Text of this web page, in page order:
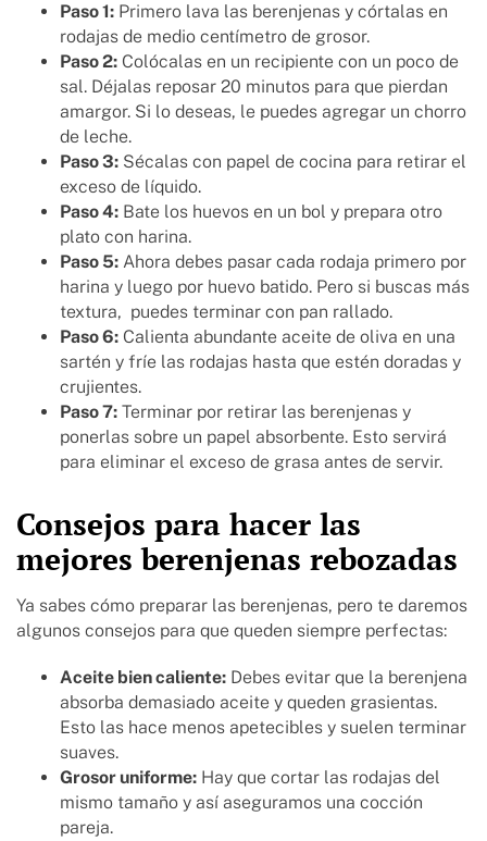
Paso 1: Primero lava las berenjenas y córtalas en
rodajas de medio centímetro de grosor.
Paso 2: Colócalas en un recipiente con un poco de
sal. Déjalas reposar 20 minutos para que pierdan
amargor. Si lo deseas, le puedes agregar un chorro
de leche.
Paso 3: Sécalas con papel de cocina para retirar el
exceso de líquido.
Paso 4: Bate los huevos en un bol y prepara otro
plato con harina.
Paso 5: Ahora debes pasar cada rodaja primero por
harina y luego por huevo batido. Pero si buscas más
textura, puedes terminar con pan rallado.
Paso 6: Calienta abundante aceite de oliva en una
sartén y fríe las rodajas hasta que estén doradas y
crujientes.
Paso 7: Terminar por retirar las berenjenas y
ponerlas sobre un papel absorbente. Esto servirá
para eliminar el exceso de grasa antes de servir.
Consejos para hacer las
mejores berenjenas rebozadas
Ya sabes cómo preparar las berenjenas, pero te daremos
algunos consejos para que queden siempre perfectas:
Aceite bien caliente: Debes evitar que la berenjena
absorba demasiado aceite y queden grasientas.
Esto las hace menos apetecibles y suelen terminar
suaves.
Grosor uniforme: Hay que cortar las rodajas del
mismo tamaño y así aseguramos una cocción
pareja.